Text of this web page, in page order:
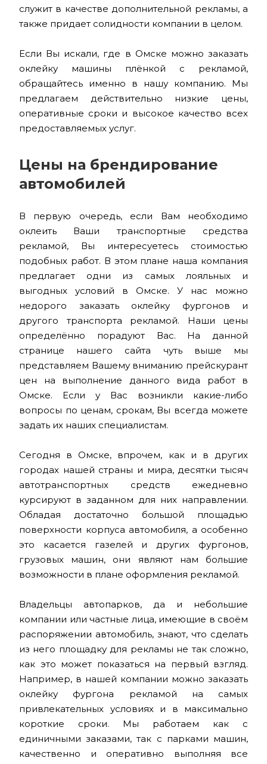
служит в качестве дополнительной рекламы, а
также придает солидности компании в целом.
Если Вы искали, где в Омске можно заказать
оклейку машины плёнкой с рекламой,
обращайтесь именно в нашу компанию. Мы
предлагаем действительно низкие цены,
оперативные сроки и высокое качество всех
предоставляемых услуг.
Цены на брендирование
автомобилей
В первую очередь, если Вам необходимо
оклеить Ваши транспортные средства
рекламой, Вы интересуетесь стоимостью
подобных работ. В этом плане наша компания
предлагает одни из самых лояльных и
выгодных условий в Омске. У нас можно
недорого заказать оклейку фургонов и
другого транспорта рекламой. Наши цены
определённо порадуют Вас. На данной
странице нашего сайта чуть выше мы
представляем Вашему вниманию прейскурант
цен на выполнение данного вида работ в
Омске. Если у Вас возникли какие-либо
вопросы по ценам, срокам, Вы всегда можете
задать их наших специалистам.
Сегодня в Омске, впрочем, как и в других
городах нашей страны и мира, десятки тысяч
автотранспортных средств ежедневно
курсируют в заданном для них направлении.
Обладая достаточно большой площадью
поверхности корпуса автомобиля, а особенно
это касается газелей и других фургонов,
грузовых машин, они являют нам большие
возможности в плане оформления рекламой.
Владельцы автопарков, да и небольшие
компании или частные лица, имеющие в своём
распоряжении автомобиль, знают, что сделать
из него площадку для рекламы не так сложно,
как это может показаться на первый взгляд.
Например, в нашей компании можно заказать
оклейку фургона рекламой на самых
привлекательных условиях и в максимально
короткие сроки. Мы работаем как с
единичными заказами, так с парками машин,
качественно и оперативно выполняя все